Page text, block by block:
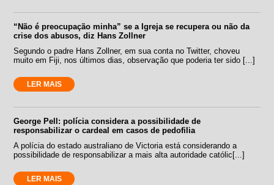
“Não é preocupação minha” se a Igreja se recupera ou não da
crise dos abusos, diz Hans Zollner
Segundo o padre Hans Zollner, em sua conta no Twitter, choveu
muito em Fiji, nos últimos dias, observação que poderia ter sido [...]
LER MAIS
George Pell: polícia considera a possibilidade de
responsabilizar o cardeal em casos de pedofilia
A polícia do estado australiano de Victoria está considerando a
possibilidade de responsabilizar a mais alta autoridade católic[...]
LER MAIS